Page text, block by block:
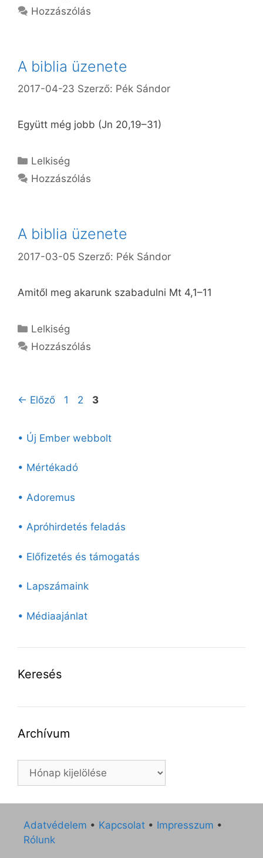
Hozzászólás
A biblia üzenete
2017-04-23 Szerző: Pék Sándor
Együtt még jobb (Jn 20,19–31)
Kategória
Lelkiség
Hozzászólás
A biblia üzenete
2017-03-05 Szerző: Pék Sándor
Amitől meg akarunk szabadulni Mt 4,1–11
Kategória
Lelkiség
Hozzászólás
← Előző Oldal
1 Oldal
2 Oldal
3
• Új Ember webbolt
• Mértékadó
• Adoremus
• Apróhirdetés feladás
• Előfizetés és támogatás
• Lapszámaink
• Médiaajánlat
Keresés
Archívum
Archívum
Adatvédelem • Kapcsolat • Impresszum •
Rólunk